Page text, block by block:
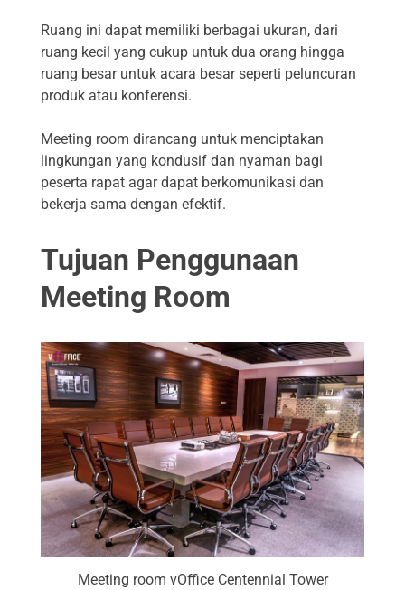
Ruang ini dapat memiliki berbagai ukuran, dari
ruang kecil yang cukup untuk dua orang hingga
ruang besar untuk acara besar seperti peluncuran
produk atau konferensi.
Meeting room dirancang untuk menciptakan
lingkungan yang kondusif dan nyaman bagi
peserta rapat agar dapat berkomunikasi dan
bekerja sama dengan efektif.
Tujuan Penggunaan
Meeting Room
Meeting room vOffice Centennial Tower